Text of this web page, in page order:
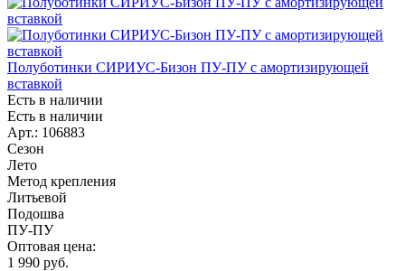
Полуботинки СИРИУС-Бизон ПУ-ПУ с амортизирующей
вставкой
Есть в наличии
Есть в наличии
Арт.: 106883
Сезон
Лето
Метод крепления
Литьевой
Подошва
ПУ-ПУ
Оптовая цена:
1 990 руб.